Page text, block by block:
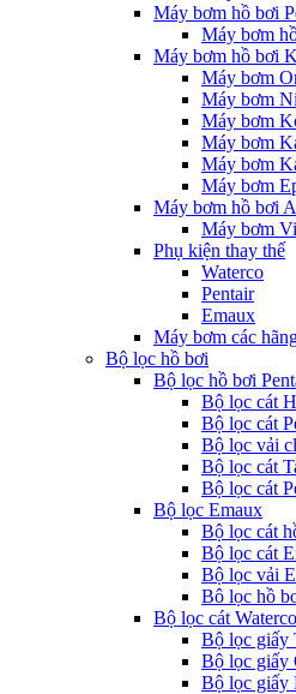
Máy bơm hồ bơi
Máy bơm
Máy bơm hồ bơi
Máy bơm
Máy bơm
Máy bơm
Máy bơm
Máy bơm
Máy bơm
Máy bơm hồ bơi
Máy bơm
Phụ kiện thay thế
Waterco
Pentair
Emaux
Máy bơm các
Bộ lọc hồ bơi
Bộ lọc hồ bơi
Bộ lọc cát
Bộ lọc cát
Bộ lọc vải
Bộ lọc cát
Bộ lọc cát
Bộ lọc Emaux
Bộ lọc cát
Bộ lọc cát
Bộ lọc vải
Bô lọc hồ
Bộ lọc cát Waterco
Bộ lọc giấy
Bộ lọc giấy
Bộ lọc giấy